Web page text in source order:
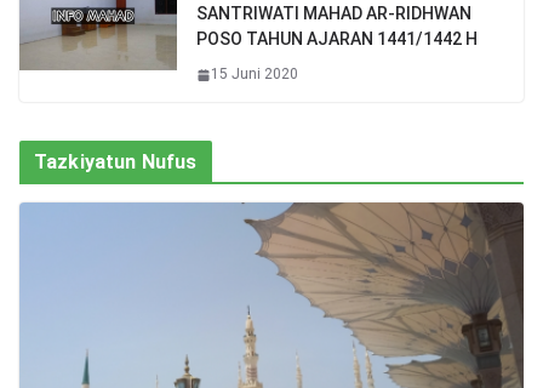
SANTRIWATI MAHAD AR-RIDHWAN
POSO TAHUN AJARAN 1441/1442 H
15 Juni 2020
Tazkiyatun Nufus